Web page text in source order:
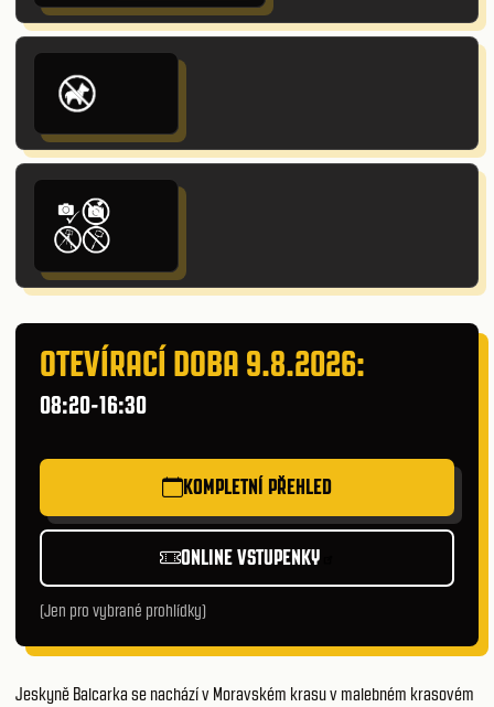
OTEVÍRACÍ DOBA 9.8.2026:
08:20-16:30
KOMPLETNÍ PŘEHLED
ONLINE VSTUPENKY
(Jen pro vybrané prohlídky)
Jeskyně Balcarka se nachází v Moravském krasu v malebném krasovém